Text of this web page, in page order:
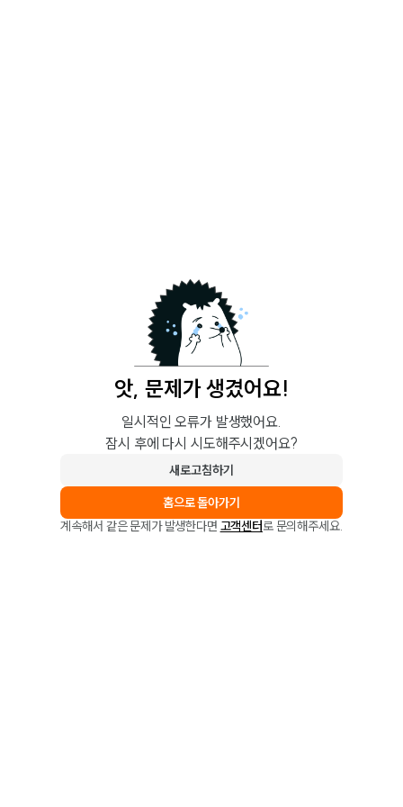
앗, 문제가 생겼어요!
일시적인 오류가 발생했어요.
잠시 후에 다시 시도해주시겠어요?
새로고침하기
홈으로 돌아가기
계속해서 같은 문제가 발생한다면 고객센터로 문의해주세요.